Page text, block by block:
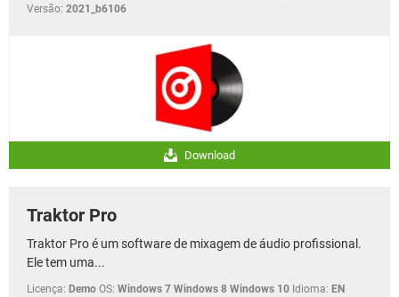
Versão: 2021_b6106
Download
Traktor Pro
Traktor Pro é um software de mixagem de áudio profissional.
Ele tem uma...
Licença: Demo OS: Windows 7 Windows 8 Windows 10 Idioma: EN